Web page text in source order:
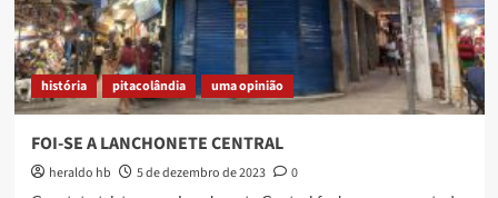
história pitacolândia uma opinião
FOI-SE A LANCHONETE CENTRAL
heraldo hb 5 de dezembro de 2023
0